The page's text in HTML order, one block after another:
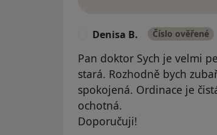
Denisa B. Číslo ověřené
Pan doktor Sych je velmi
stará. Rozhodně bych
spokojená. Ordinace je
ochotná.
Doporučuji!